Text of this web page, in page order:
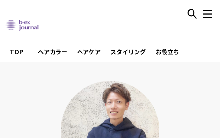
TOP ヘアカラー ヘアケア スタイリング お役立ち